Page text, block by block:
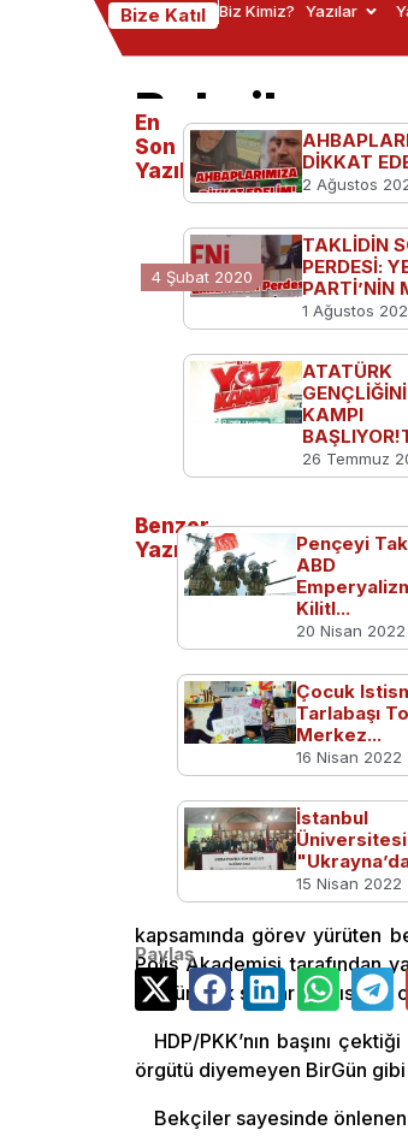
Bize Katıl Biz Kimiz? Yazılar
Bekçiler
Ana Sayfa Türkiye'den
4 Şubat 2020
14.07.1966 yılı 772.
kapsamında görev yürüten
Polis Akademisi tarafından
sürdürerek suçlar karşısında
HDP/PKK’nın başını
örgütü diyemeyen BirGün
Bekçiler sayesinde
En
Son
Yazılanlar
DİKKAT
2 Ağustos
TAKLİDİN
PERDESİ:
PARTİ’NİN
1 Ağustos
ATATÜRK
KAMPI
26 Temmuz
Benzer
Yazılar
Pençeyi
ABD
Kilitl...
20 Nisan 2022
Çocuk
Tarlabaşı
Merkez...
16 Nisan 2022
İstanbul
Üniversitesi
15 Nisan 2022
Paylaş